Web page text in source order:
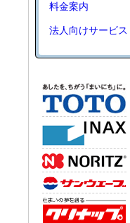
料金案内
法人向けサービス